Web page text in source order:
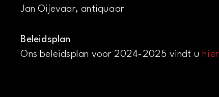
Jan Oijevaar, antiquaar
Beleidsplan
Ons beleidsplan voor 2024-2025 vindt uhier